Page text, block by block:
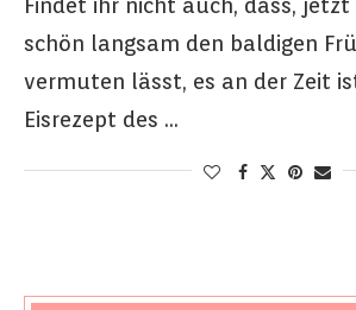
Findet ihr nicht auch, dass,
schön langsam den baldigen
vermuten lässt, es an der Zeit
Eisrezept des …